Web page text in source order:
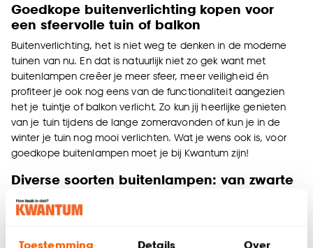
Toestemming Details Over
Goedkope buitenverlichting kopen voor
een sfeervolle tuin of balkon
Buitenverlichting, het is niet weg te denken in de moderne
tuinen van nu. En dat is natuurlijk niet zo gek want met
buitenlampen creëer je meer sfeer, meer veiligheid én
profiteer je ook nog eens van de functionaliteit aangezien
het je tuintje of balkon verlicht. Zo kun jij heerlijke genieten
van je tuin tijdens de lange zomeravonden of kun je in de
winter je tuin nog mooi verlichten. Wat je wens ook is, voor
goedkope buitenlampen moet je bij Kwantum zijn!
Diverse soorten buitenlampen: van zwarte
energie